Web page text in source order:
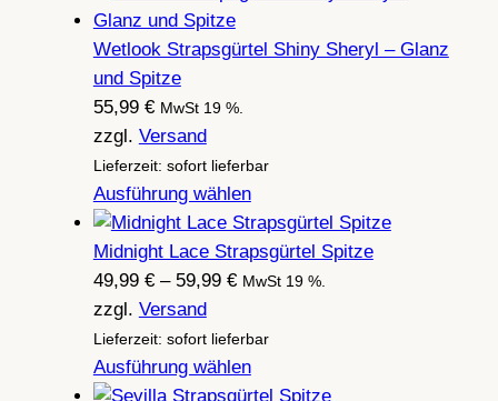
Wetlook Strapsgürtel Shiny Sheryl – Glanz
und Spitze
55,99 € MwSt 19 %.
zzgl. Versand
Lieferzeit: sofort lieferbar
Ausführung wählen
Midnight Lace Strapsgürtel Spitze
49,99 € – 59,99 €Preisspanne:
bis
59,99 €
MwSt 19 %.
zzgl. Versand
Lieferzeit: sofort lieferbar
Ausführung wählen